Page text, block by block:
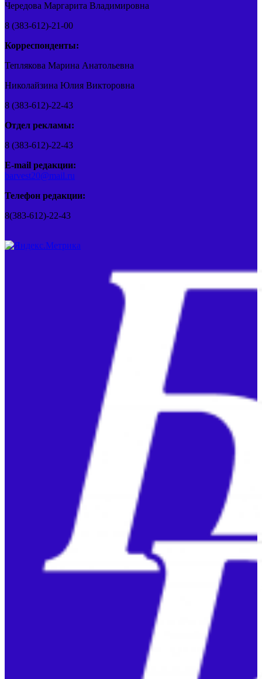
Чередова Маргарита Владимировна
8 (383-612)-21-00
Корреспонденты:
Теплякова Марина Анатольевна
Николайзина Юлия Викторовна
8 (383-612)-22-43
Отдел рекламы:
8 (383-612)-22-43
E-mail редакции:
barvest20@mail.ru
Телефон редакции:
8(383-612)-22-43